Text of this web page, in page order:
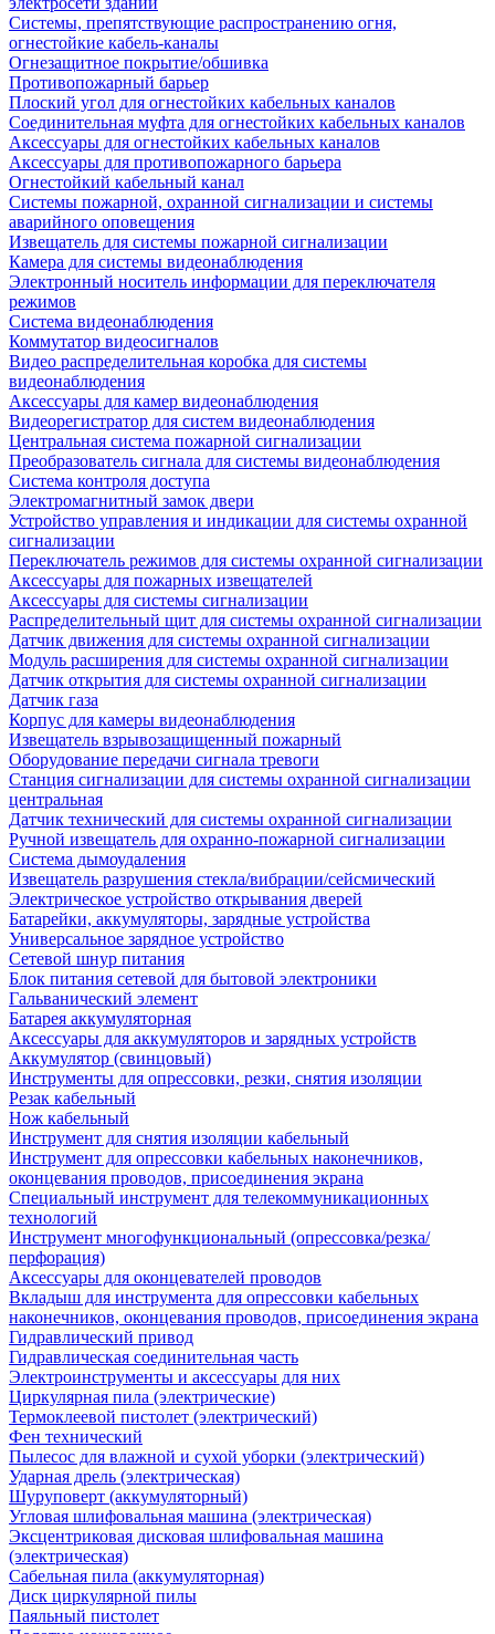
Системы, препятствующие распространению огня,
огнестойкие кабель-каналы
Огнезащитное покрытие/обшивка
Противопожарный барьер
Плоский угол для огнестойких кабельных каналов
Соединительная муфта для огнестойких кабельных каналов
Аксессуары для огнестойких кабельных каналов
Аксессуары для противопожарного барьера
Огнестойкий кабельный канал
Системы пожарной, охранной сигнализации и системы
аварийного оповещения
Извещатель для системы пожарной сигнализации
Камера для системы видеонаблюдения
Электронный носитель информации для переключателя
режимов
Система видеонаблюдения
Коммутатор видеосигналов
Видео распределительная коробка для системы
видеонаблюдения
Аксессуары для камер видеонаблюдения
Видеорегистратор для систем видеонаблюдения
Центральная система пожарной сигнализации
Преобразователь сигнала для системы видеонаблюдения
Система контроля доступа
Электромагнитный замок двери
Устройство управления и индикации для системы охранной
сигнализации
Переключатель режимов для системы охранной сигнализации
Аксессуары для пожарных извещателей
Аксессуары для системы сигнализации
Распределительный щит для системы охранной сигнализации
Датчик движения для системы охранной сигнализации
Модуль расширения для системы охранной сигнализации
Датчик открытия для системы охранной сигнализации
Датчик газа
Корпус для камеры видеонаблюдения
Извещатель взрывозащищенный пожарный
Оборудование передачи сигнала тревоги
Станция сигнализации для системы охранной сигнализации
центральная
Датчик технический для системы охранной сигнализации
Ручной извещатель для охранно-пожарной сигнализации
Система дымоудаления
Извещатель разрушения стекла/вибрации/сейсмический
Электрическое устройство открывания дверей
Батарейки, аккумуляторы, зарядные устройства
Универсальное зарядное устройство
Сетевой шнур питания
Блок питания сетевой для бытовой электроники
Гальванический элемент
Батарея аккумуляторная
Аксессуары для аккумуляторов и зарядных устройств
Аккумулятор (свинцовый)
Инструменты для опрессовки, резки, снятия изоляции
Резак кабельный
Нож кабельный
Инструмент для снятия изоляции кабельный
Инструмент для опрессовки кабельных наконечников,
оконцевания проводов, присоединения экрана
Специальный инструмент для телекоммуникационных
технологий
Инструмент многофункциональный (опрессовка/резка/
перфорация)
Аксессуары для оконцевателей проводов
Вкладыш для инструмента для опрессовки кабельных
наконечников, оконцевания проводов, присоединения экрана
Гидравлический привод
Гидравлическая соединительная часть
Электроинструменты и аксессуары для них
Циркулярная пила (электрические)
Термоклеевой пистолет (электрический)
Фен технический
Пылесос для влажной и сухой уборки (электрический)
Ударная дрель (электрическая)
Шуруповерт (аккумуляторный)
Угловая шлифовальная машина (электрическая)
Эксцентриковая дисковая шлифовальная машина
(электрическая)
Сабельная пила (аккумуляторная)
Диск циркулярной пилы
Паяльный пистолет